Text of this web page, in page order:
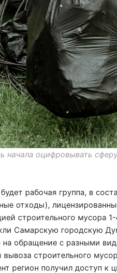
начала оцифровывать
рабочая группа, в
отходы),
строительного мусора
Самарскую городскую
обращение с разными
строительного
регион получил доступ к